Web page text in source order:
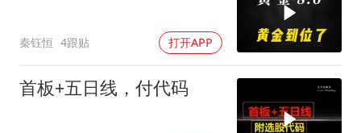
秦钰恒 4跟贴 打开APP
首板+五日线，付代码